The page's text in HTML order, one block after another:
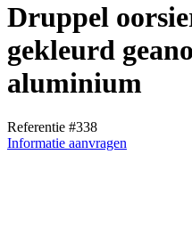
Druppel
gekleurd
aluminium
Referentie #338
Informatie aanvragen